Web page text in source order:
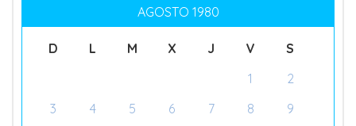
AGOSTO 1980
D L M X J V
S
1
2
3
4 5 6 7 8
9